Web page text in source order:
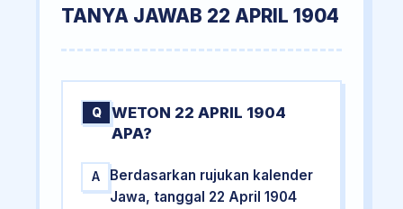
TANYA JAWAB 22 APRIL 1904
Q
WETON 22 APRIL 1904
APA?
A
Berdasarkan rujukan kalender
Jawa, tanggal 22 April 1904